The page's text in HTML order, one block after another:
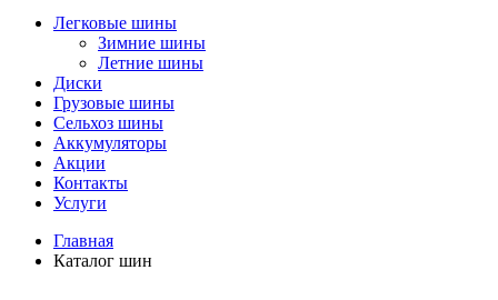
Легковые шины
Зимние шины
Летние шины
Диски
Грузовые шины
Сельхоз шины
Аккумуляторы
Акции
Контакты
Услуги
Главная
Каталог шин